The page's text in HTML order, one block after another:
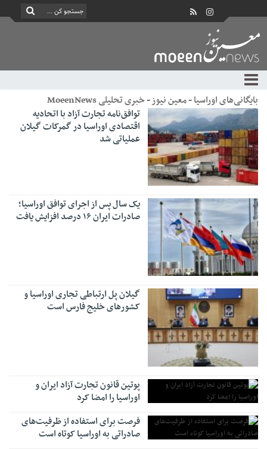
بایگانی‌های اوراسیا - معین نیوز - خبری تحلیلی MoeenNews
توافق‌نامه تجارت آزاد با اتحادیه
اقتصادی اوراسیا در گمرکات گیلان
عملیاتی شد
یک سال پس از اجرای توافق اوراسیا؛
صادرات ایران ۱۶ درصد افزایش یافت
گیلان پل ارتباطی تجاری اوراسیا و
کشورهای خلیج فارس است
پوتین قانون تجارت آزاد ایران و
اوراسیا را امضا کرد
فرصت برای استفاده از ظرفیت‌های
صادراتی به اوراسیا کوتاه است